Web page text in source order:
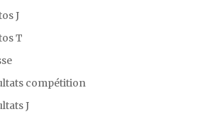
J
T
compétition
J